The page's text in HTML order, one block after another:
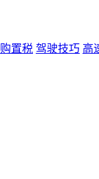
购置税 驾驶技巧 高